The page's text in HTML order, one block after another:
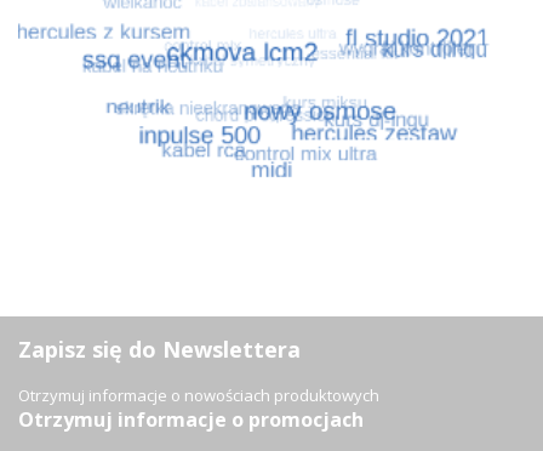
Zapisz się do Newslettera
Otrzymuj informacje o nowościach produktowych
Otrzymuj informacje o promocjach